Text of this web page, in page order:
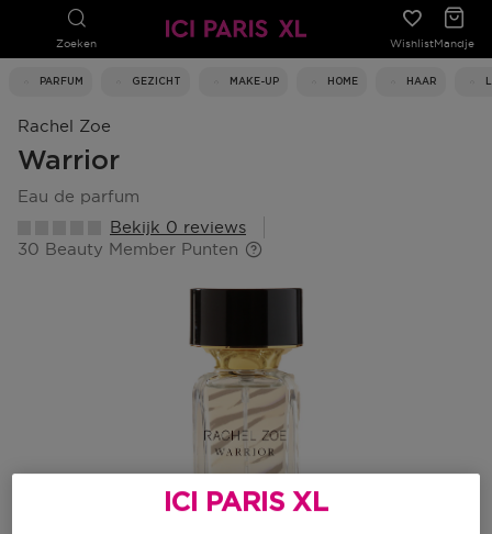
Zoeken WishlistMandje
PARFUM GEZICHT MAKE-UP HOME HAAR
Rachel Zoe
Warrior
eau de parfum
Bekijk 0 reviews
30 Beauty Member Punten
ICI PARIS XL